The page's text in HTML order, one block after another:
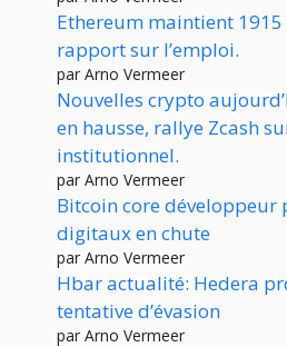
Ethereum maintient
rapport sur l’emploi.
par Arno Vermeer
Nouvelles crypto
en hausse, rallye Zcash
institutionnel.
par Arno Vermeer
Bitcoin core développeur
digitaux en chute
par Arno Vermeer
Hbar actualité: Hedera
tentative d’évasion
par Arno Vermeer